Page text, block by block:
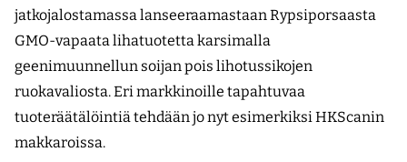
jatkojalostamassa lanseeraamastaan Rypsiporsaasta
GMO-vapaata lihatuotetta karsimalla
geenimuunnellun soijan pois lihotussikojen
ruokavaliosta. Eri markkinoille tapahtuvaa
tuoteräätälöintiä tehdään jo nyt esimerkiksi HKScanin
makkaroissa.